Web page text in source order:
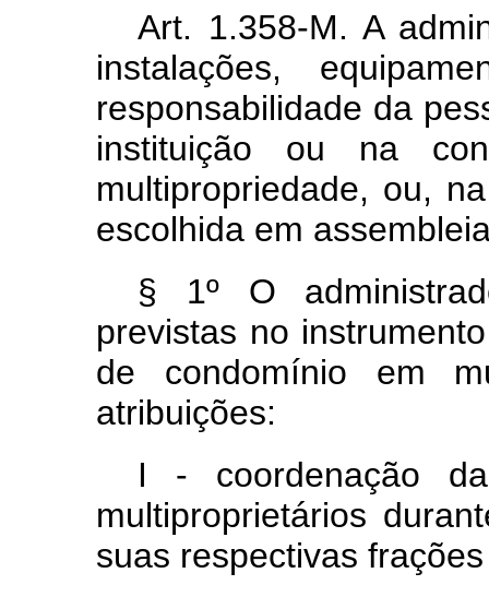
Art. 1.358-M. A
instalações,
responsabilidade da
instituição ou na
multipropriedade, ou,
escolhida em
§ 1º O
previstas no
de condomínio em
atribuições:
I - coordenação
multiproprietários
suas respectivas